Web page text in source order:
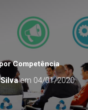
Competência
em 04/01/2020